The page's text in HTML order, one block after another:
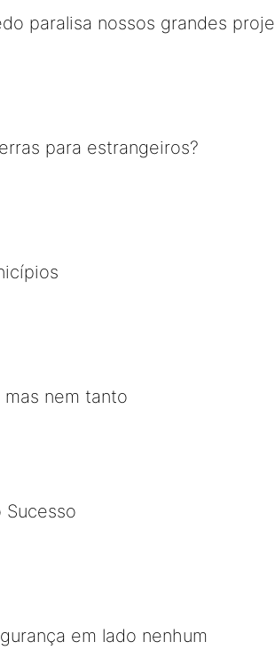
paralisa nossos grandes
para estrangeiros?
nem tanto
Sucesso
em lado nenhum